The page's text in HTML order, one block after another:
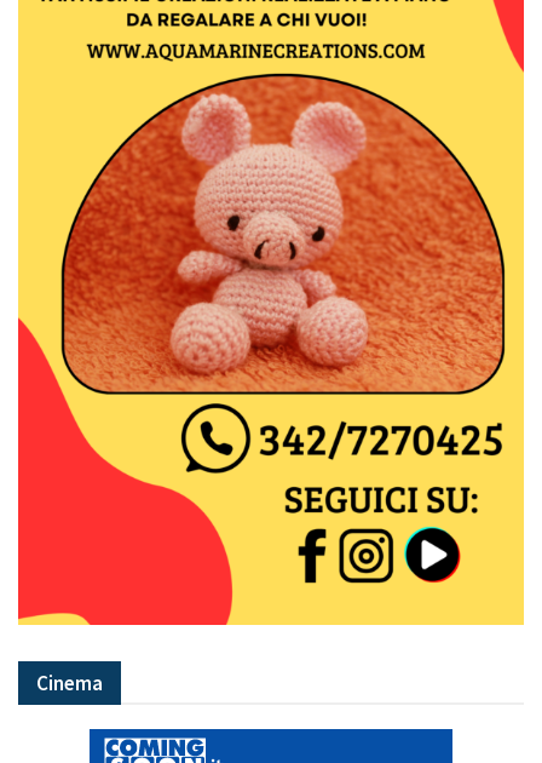
Cinema